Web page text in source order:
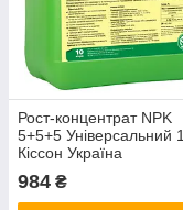
Рост-концентрат NPK
5+5+5 Універсальний
Кіссон Україна
984 ₴